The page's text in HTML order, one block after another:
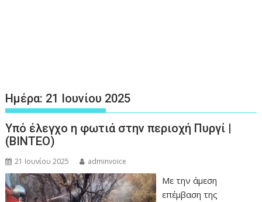
Ημέρα: 21 Ιουνίου 2025
Υπό έλεγχο η φωτιά στην περιοχή Πυργί |
(ΒΙΝΤΕΟ)
21 Ιουνίου 2025 adminvoice
Με την άμεση
επέμβαση της